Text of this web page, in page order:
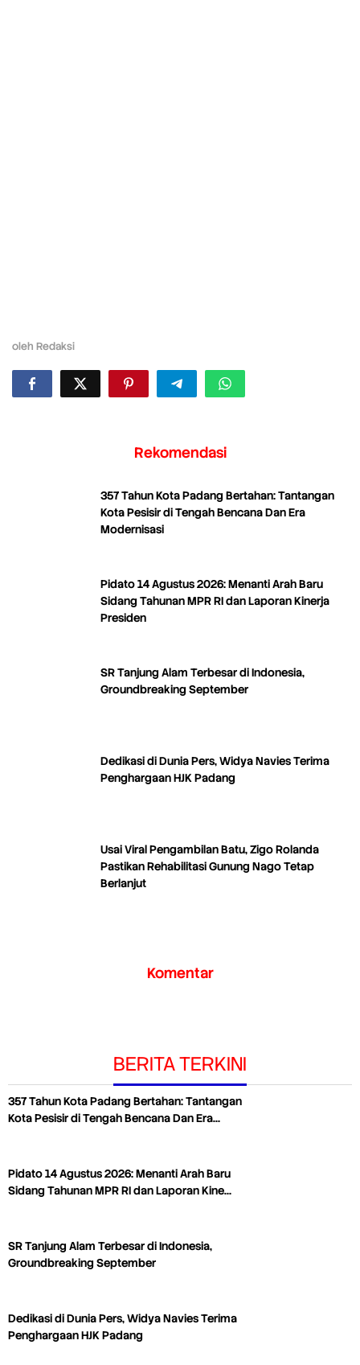
oleh Redaksi
Rekomendasi
357 Tahun Kota Padang Bertahan: Tantangan
Kota Pesisir di Tengah Bencana Dan Era
Modernisasi
Pidato 14 Agustus 2026: Menanti Arah Baru
Sidang Tahunan MPR RI dan Laporan Kinerja
Presiden
SR Tanjung Alam Terbesar di Indonesia,
Groundbreaking September
Dedikasi di Dunia Pers, Widya Navies Terima
Penghargaan HJK Padang
Usai Viral Pengambilan Batu, Zigo Rolanda
Pastikan Rehabilitasi Gunung Nago Tetap
Berlanjut
Komentar
BERITA TERKINI
357 Tahun Kota Padang Bertahan: Tantangan
Kota Pesisir di Tengah Bencana Dan Era…
Pidato 14 Agustus 2026: Menanti Arah Baru
Sidang Tahunan MPR RI dan Laporan Kine…
SR Tanjung Alam Terbesar di Indonesia,
Groundbreaking September
Dedikasi di Dunia Pers, Widya Navies Terima
Penghargaan HJK Padang